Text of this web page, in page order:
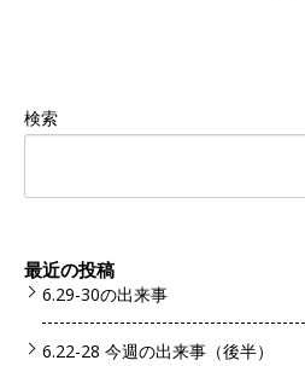
検索
最近の投稿
6.29-30の出来事
6.22-28 今週の出来事（後半）